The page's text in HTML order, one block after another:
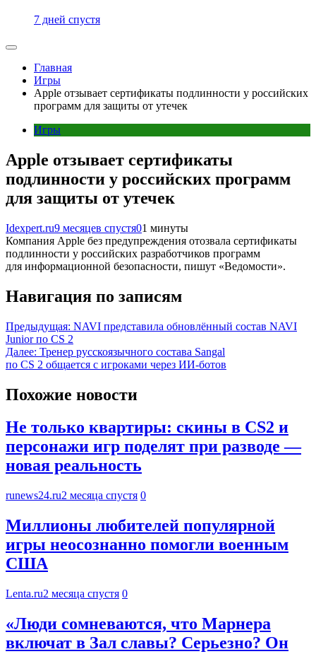
7 дней спустя
Главная
Игры
Apple отзывает сертификаты подлинности у российских
программ для защиты от утечек
Игры
Apple отзывает сертификаты
подлинности у российских программ
для защиты от утечек
Idexpert.ru9 месяцев спустя01 минуты
Компания Apple без предупреждения отозвала сертификаты
подлинности у российских разработчиков программ
для информационной безопасности, пишут «Ведомости».
Навигация по записям
Предыдущая: NAVI представила обновлённый состав NAVI
Junior по CS 2
Далее: Тренер русскоязычного состава Sangal
по CS 2 общается с игроками через ИИ-ботов
Похожие новости
Не только квартиры: скины в CS2 и
персонажи игр поделят при разводе —
новая реальность
runews24.ru2 месяца спустя 0
Миллионы любителей популярной
игры неосознанно помогли военным
США
Lenta.ru2 месяца спустя 0
«Люди сомневаются, что Марнера
включат в Зал славы? Серьезно? Он